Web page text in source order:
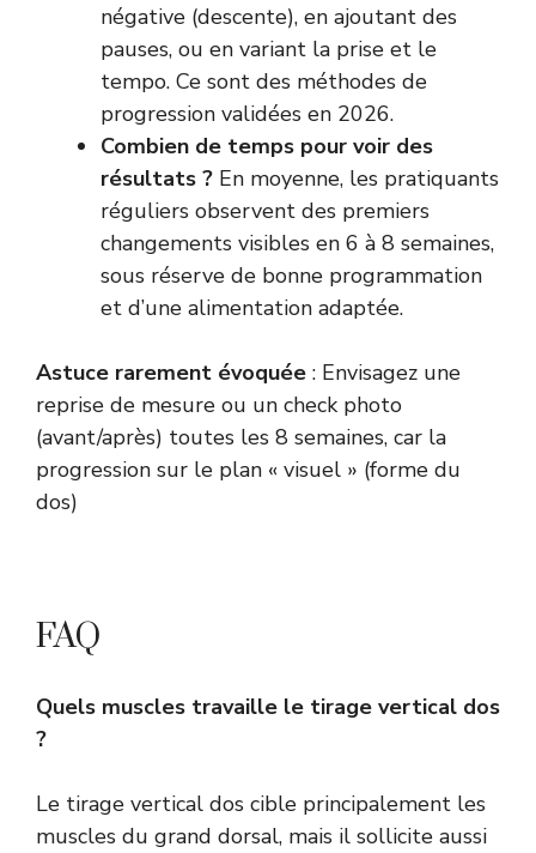
négative (descente), en ajoutant des
pauses, ou en variant la prise et le
tempo. Ce sont des méthodes de
progression validées en 2026.
Combien de temps pour voir des
résultats ? En moyenne, les pratiquants
réguliers observent des premiers
changements visibles en 6 à 8 semaines,
sous réserve de bonne programmation
et d’une alimentation adaptée.
Astuce rarement évoquée : Envisagez une
reprise de mesure ou un check photo
(avant/après) toutes les 8 semaines, car la
progression sur le plan « visuel » (forme du
dos)
FAQ
Quels muscles travaille le tirage vertical dos
?
Le tirage vertical dos cible principalement les
muscles du grand dorsal, mais il sollicite aussi